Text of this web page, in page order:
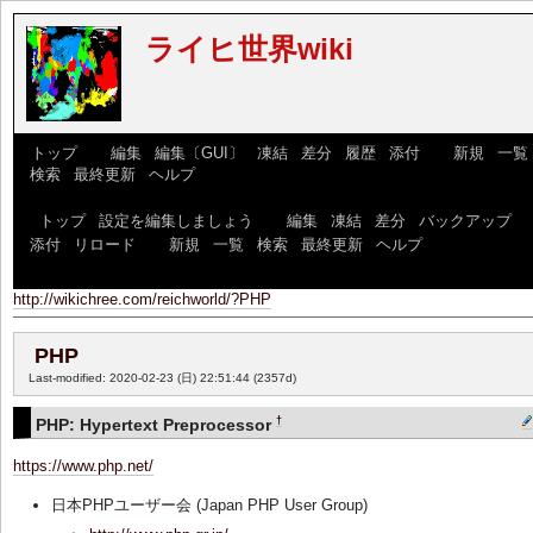
ライヒ世界wiki
トップ] [ 編集| 編集〔GUI〕 凍結| 差分 履歴| 添付] [ 新規
一覧
検索| 最終更新| ヘルプ]
トップ| 設定を編集しましょう 編集| 凍結| 差分 バックアップ|
添付| リロード 新規 一覧 検索| 最終更新| ヘルプ]
http://wikichree.com/reichworld/?PHP
PHP
Last-modified: 2020-02-23 (日) 22:51:44(2357d)
PHP: Hypertext Preprocessor †
https://www.php.net/
日本PHPユーザー会 (Japan PHP User Group)